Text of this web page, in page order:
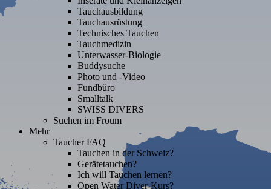
Tauchausbildung
Tauchausrüstung
Technisches Tauchen
Tauchmedizin
Unterwasser-Biologie
Buddysuche
Photo und -Video
Fundbüro
Smalltalk
SWISS DIVERS
Suchen im Froum
Mehr
Taucher FAQ
Tauchen in der Schweiz?
Gerätetauchen?
Ich will Tauchen lernen?
Open Water Diver-Kurs?